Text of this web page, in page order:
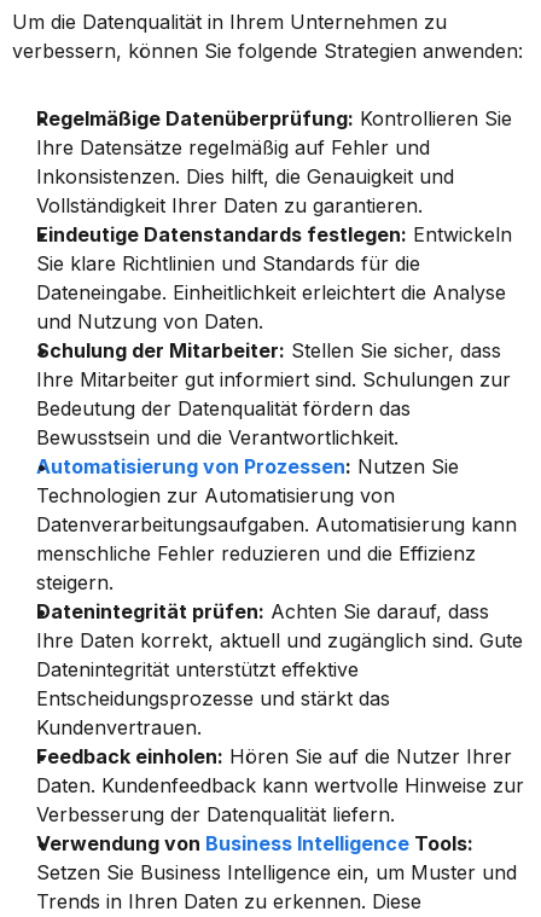
Um die Datenqualität in Ihrem Unternehmen zu
verbessern, können Sie folgende Strategien anwenden:
Regelmäßige Datenüberprüfung: Kontrollieren Sie
Ihre Datensätze regelmäßig auf Fehler und
Inkonsistenzen. Dies hilft, die Genauigkeit und
Vollständigkeit Ihrer Daten zu garantieren.
Eindeutige Datenstandards festlegen: Entwickeln
Sie klare Richtlinien und Standards für die
Dateneingabe. Einheitlichkeit erleichtert die Analyse
und Nutzung von Daten.
Schulung der Mitarbeiter: Stellen Sie sicher, dass
Ihre Mitarbeiter gut informiert sind. Schulungen zur
Bedeutung der Datenqualität fördern das
Bewusstsein und die Verantwortlichkeit.
Automatisierung von Prozessen: Nutzen Sie
Technologien zur Automatisierung von
Datenverarbeitungsaufgaben. Automatisierung kann
menschliche Fehler reduzieren und die Effizienz
steigern.
Datenintegrität prüfen: Achten Sie darauf, dass
Ihre Daten korrekt, aktuell und zugänglich sind. Gute
Datenintegrität unterstützt effektive
Entscheidungsprozesse und stärkt das
Kundenvertrauen.
Feedback einholen: Hören Sie auf die Nutzer Ihrer
Daten. Kundenfeedback kann wertvolle Hinweise zur
Verbesserung der Datenqualität liefern.
Verwendung von Business Intelligence Tools:
Setzen Sie Business Intelligence ein, um Muster und
Trends in Ihren Daten zu erkennen. Diese